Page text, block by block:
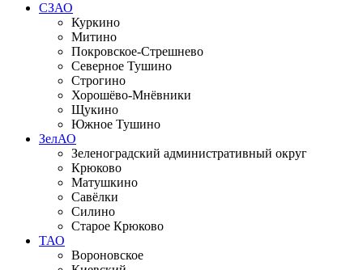
СЗАО
Куркино
Митино
Покровское-Стрешнево
Северное Тушино
Строгино
Хорошёво-Мнёвники
Щукино
Южное Тушино
ЗелАО
Зеленоградский административный округ
Крюково
Матушкино
Савёлки
Силино
Старое Крюково
ТАО
Вороновское